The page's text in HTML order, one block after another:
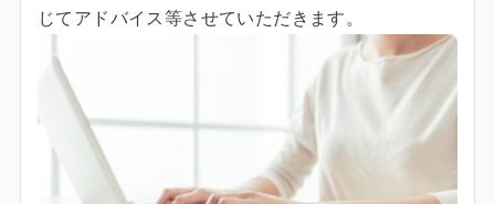
じてアドバイス等させていただきます。